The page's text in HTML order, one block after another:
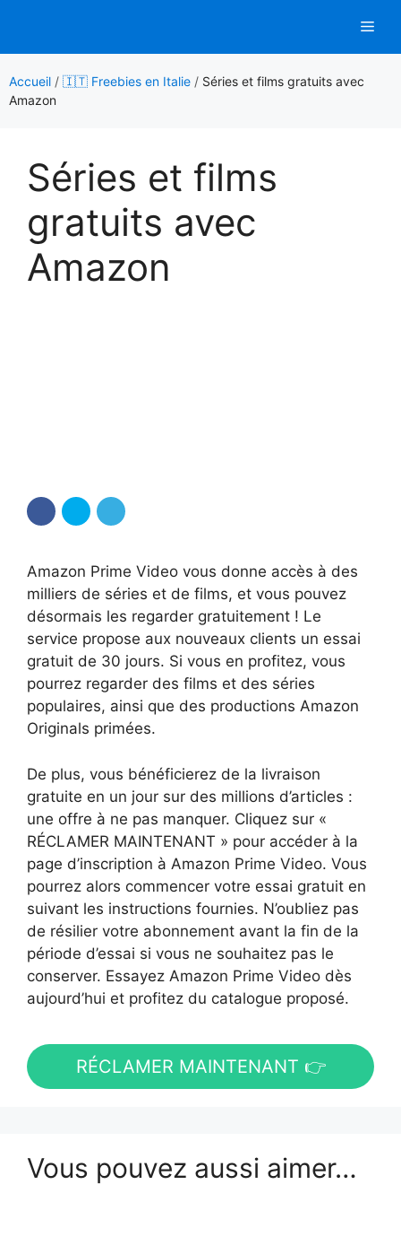
contenu
Accueil / 🇮🇹 Freebies en Italie / Séries et films gratuits avec
Amazon
Séries et films
gratuits avec
Amazon
Amazon Prime Video vous donne accès à des
milliers de séries et de films, et vous pouvez
désormais les regarder gratuitement ! Le
service propose aux nouveaux clients un essai
gratuit de 30 jours. Si vous en profitez, vous
pourrez regarder des films et des séries
populaires, ainsi que des productions Amazon
Originals primées.
De plus, vous bénéficierez de la livraison
gratuite en un jour sur des millions d’articles :
une offre à ne pas manquer. Cliquez sur «
RÉCLAMER MAINTENANT » pour accéder à la
page d’inscription à Amazon Prime Video. Vous
pourrez alors commencer votre essai gratuit en
suivant les instructions fournies. N’oubliez pas
de résilier votre abonnement avant la fin de la
période d’essai si vous ne souhaitez pas le
conserver. Essayez Amazon Prime Video dès
aujourd’hui et profitez du catalogue proposé.
RÉCLAMER MAINTENANT 👉
Vous pouvez aussi aimer…